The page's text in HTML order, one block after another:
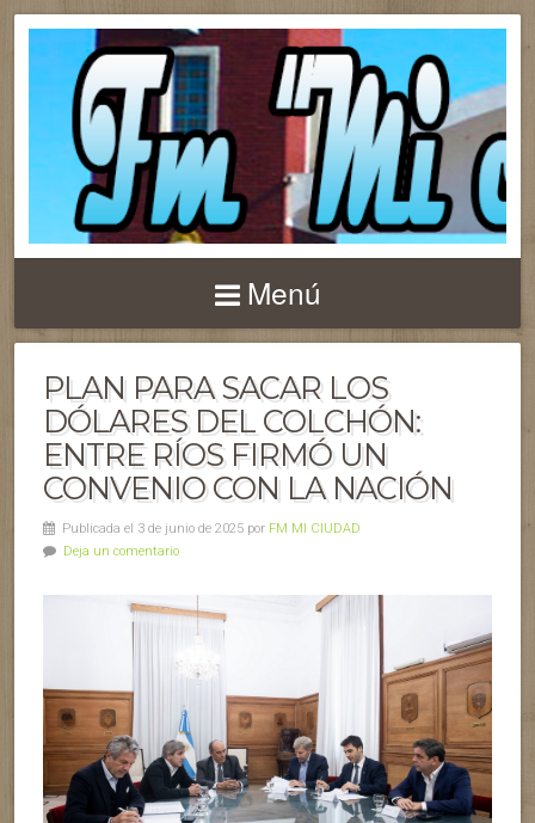
Menú
PLAN PARA SACAR LOS
DÓLARES DEL COLCHÓN:
ENTRE RÍOS FIRMÓ UN
CONVENIO CON LA NACIÓN
Publicada el 3 de junio de 2025 por FM MI CIUDAD
Deja un comentario